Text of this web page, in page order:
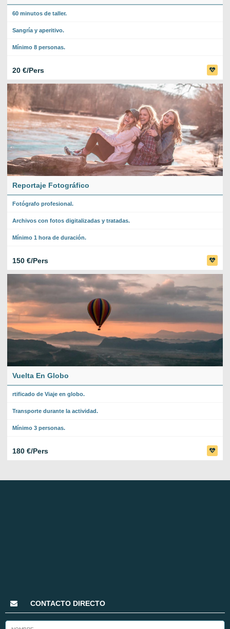
60 minutos de taller.
Sangría y aperitivo.
Mínimo 8 personas.
20 €/Pers
Reportaje Fotográfico
Fotógrafo profesional.
Archivos con fotos digitalizadas y tratadas.
Mínimo 1 hora de duración.
150 €/Pers
Vuelta En Globo
rtificado de Viaje en globo.
Transporte durante la actividad.
Mínimo 3 personas.
180 €/Pers
CONTACTO DIRECTO